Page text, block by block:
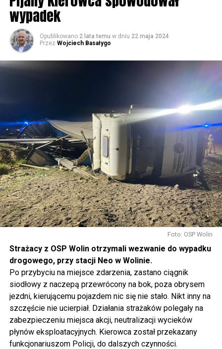
59781 odsłon
wypadek
Opublikowano 2 lata temu w dniu 22 maja 2024
Przez Wojciech Basałygo
Foto: OSP Wolin
Strażacy z OSP Wolin otrzymali wezwanie do wypadku
drogowego, przy stacji Neo w Wolinie.
Po przybyciu na miejsce zdarzenia, zastano ciągnik
siodłowy z naczepą przewrócony na bok, poza obrysem
jezdni, kierującemu pojazdem nic się nie stało. Nikt inny na
szczęście nie ucierpiał. Działania strażaków polegały na
zabezpieczeniu miejsca akcji, neutralizacji wycieków
płynów eksploatacyjnych. Kierowca został przekazany
funkcjonariuszom Policji, do dalszych czynności.